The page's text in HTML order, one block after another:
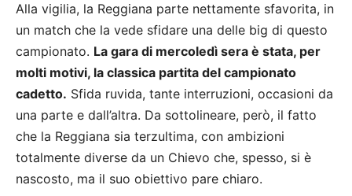
Alla vigilia, la Reggiana parte nettamente sfavorita, in
un match che la vede sfidare una delle big di questo
campionato. La gara di mercoledì sera è stata, per
molti motivi, la classica partita del campionato
cadetto. Sfida ruvida, tante interruzioni, occasioni da
una parte e dall’altra. Da sottolineare, però, il fatto
che la Reggiana sia terzultima, con ambizioni
totalmente diverse da un Chievo che, spesso, si è
nascosto, ma il suo obiettivo pare chiaro.